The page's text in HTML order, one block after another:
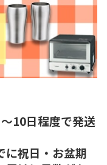
10日程度で発送
祝日・お盆期